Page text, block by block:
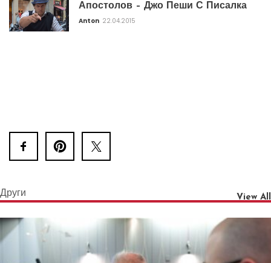
Апостолов – Джо Пеши С Писалка
Anton 22.04.2015
Други View All